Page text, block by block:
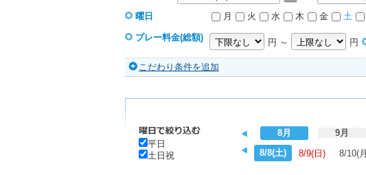
曜日 月 火 水 木 金 土
プレー料金(総額) 円 ～ 円
こだわり条件を追加
平日
土日祝
8月 9月
8/8(土)
8/9(日) 8/10(